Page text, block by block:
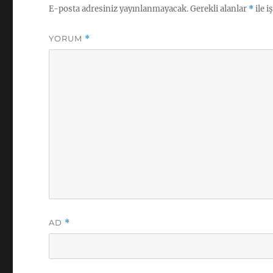
E-posta adresiniz yayınlanmayacak.Gerekli alanlar *ile
YORUM *
AD *